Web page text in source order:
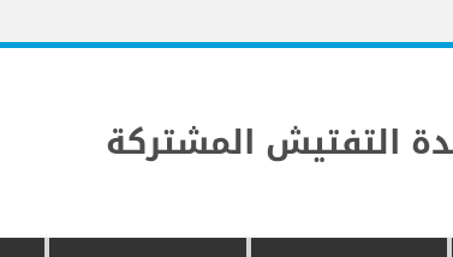
التفتيش المشتركة